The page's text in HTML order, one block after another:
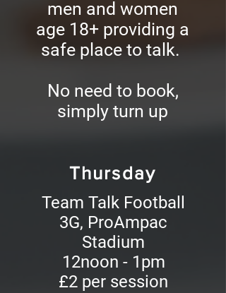
men and women
age 18+ providing a
safe place to talk.
No need to book,
simply turn up
Thursday
Team Talk Football
3G, ProAmpac
Stadium
12noon - 1pm
£2 per session